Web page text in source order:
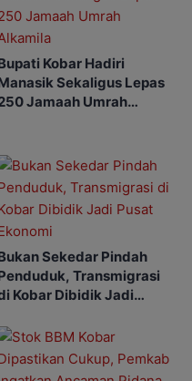
Kobar Hadiri
Sekaligus Lepas
Jamaah Umrah
Sekedar Pindah
Transmigrasi
Kobar Dibidik Jadi